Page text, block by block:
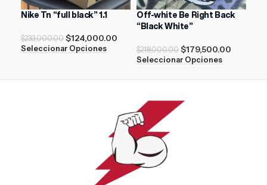
Nike Tn “full black” 1.1
$233,000.00 $124,000.00
Seleccionar Opciones
Off-white Be Right Back
“Black White”
$218,000.00 $179,500.00
Seleccionar Opciones